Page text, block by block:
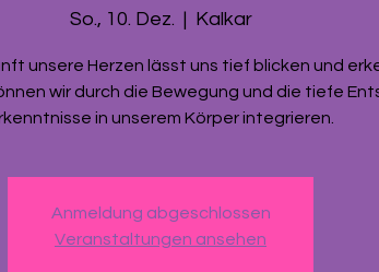
So., 10. Dez.
  |
Kalkar
unsere Herzen lässt uns tief blicken und
wir durch die Bewegung und die tiefe
in unserem Körper integrieren.
Anmeldung abgeschlossen
Veranstaltungen ansehen